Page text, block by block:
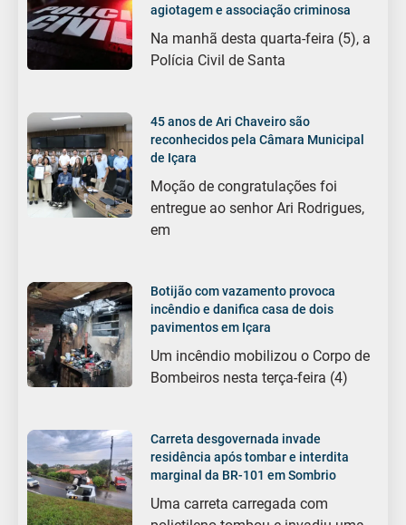
agiotagem e associação criminosa
Na manhã desta quarta-feira (5), a
Polícia Civil de Santa
45 anos de Ari Chaveiro são
reconhecidos pela Câmara Municipal
de Içara
Moção de congratulações foi
entregue ao senhor Ari Rodrigues,
em
Botijão com vazamento provoca
incêndio e danifica casa de dois
pavimentos em Içara
Um incêndio mobilizou o Corpo de
Bombeiros nesta terça-feira (4)
Carreta desgovernada invade
residência após tombar e interdita
marginal da BR-101 em Sombrio
Uma carreta carregada com